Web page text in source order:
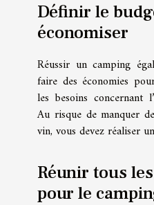
Définir le
économiser
Réussir un camping
faire des économies
les besoins concernant
Au risque de manquer
vin, vous devez réaliser
Réunir tous
pour le